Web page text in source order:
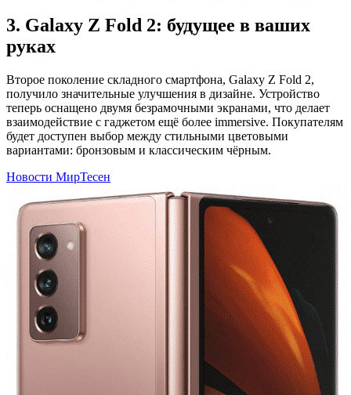
3. Galaxy Z Fold 2: будущее в ваших
руках
Второе поколение складного смартфона, Galaxy Z Fold 2,
получило значительные улучшения в дизайне. Устройство
теперь оснащено двумя безрамочными экранами, что делает
взаимодействие с гаджетом ещё более immersive. Покупателям
будет доступен выбор между стильными цветовыми
вариантами: бронзовым и классическим чёрным.
Новости МирТесен